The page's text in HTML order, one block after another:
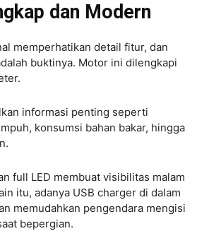
dan Modern
memperhatikan detail fitur, dan
buktinya. Motor ini dilengkapi
informasi penting seperti
konsumsi bahan bakar, hingga
full LED membuat visibilitas malam
itu, adanya USB charger di dalam
memudahkan pengendara mengisi
bepergian.